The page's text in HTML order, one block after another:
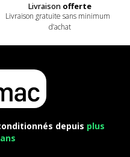
Livraison offerte
Livraison gratuite sans minimum
d’achat
depuis plus